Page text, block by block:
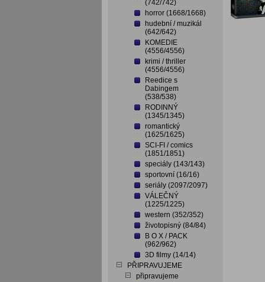
(742/742)
horror (1668/1668)
hudební / muzikál
(642/642)
KOMEDIE
(4556/4556)
krimi / thriller
(4556/4556)
Reedice s
Dabingem
(538/538)
RODINNÝ
(1345/1345)
romantický
(1625/1625)
SCI-FI / comics
(1851/1851)
speciály (143/143)
sportovní (16/16)
seriály (2097/2097)
VÁLEČNÝ
(1225/1225)
western (352/352)
životopisný (84/84)
B O X / PACK
(962/962)
3D filmy (14/14)
PŘIPRAVUJEME
připravujeme